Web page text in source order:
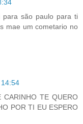
são paulo para ti
mae um cometario no
TE QUERO
POR TI EU ESPERO